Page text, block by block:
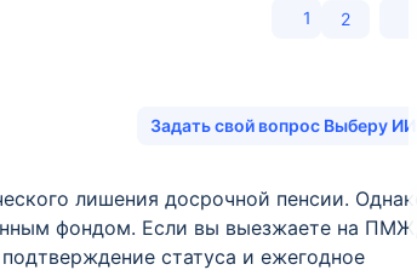
1 2
Задать свой вопрос Выберу ИИ
лишения досрочной пенсии. Однако
фондом. Если вы выезжаете на ПМЖ,
статуса и ежегодное